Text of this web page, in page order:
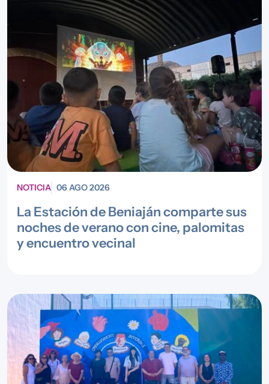
NOTICIA 06 AGO 2026
La Estación de Beniaján comparte sus
noches de verano con cine, palomitas
y encuentro vecinal